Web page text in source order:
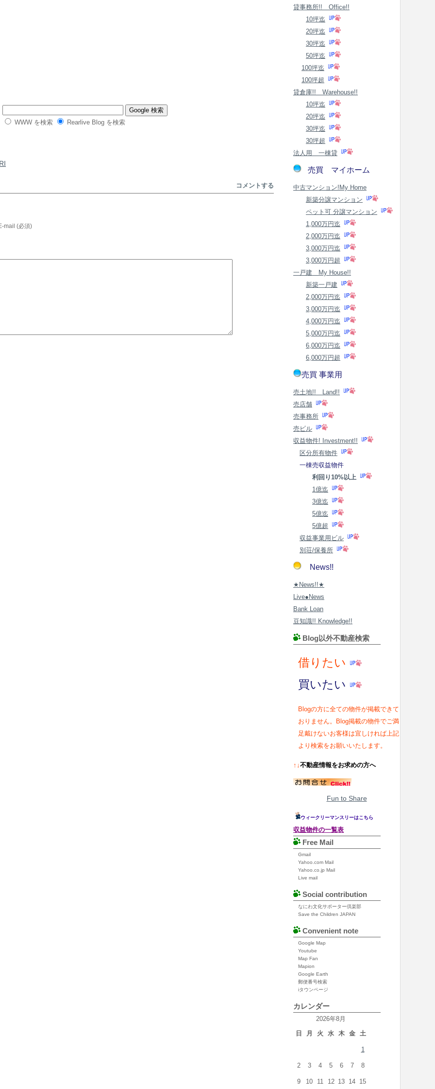
WWW を検索 Rearlive Blog を検索
コメントする
mail (必須)
貸事務所!! Office!!
10坪迄
20坪迄
30坪迄
50坪迄
100坪迄
100坪超
貸倉庫!! Warehouse!!
10坪迄
20坪迄
30坪迄
30坪超
法人用 一棟貸
売買 マイホーム
中古マンション!My Home
新築分譲マンション
ペット可 分譲マンション
1,000万円迄
2,000万円迄
3,000万円迄
3,000万円超
一戸建 My House!!
新築一戸建
2,000万円迄
3,000万円迄
4,000万円迄
5,000万円迄
6,000万円迄
6,000万円超
売買 事業用
売土地!! Land!!
売店舗
売事務所
売ビル
収益物件! Investment!!
区分所有物件
一棟売収益物件
利回り10%以上
1億迄
3億迄
5億迄
5億超
収益事業用ビル
別荘/保養所
News!!
★News!!★
Live●News
Bank Loan
豆知識!! Knowledge!!
Blog以外不動産検索
借りたい
買いたい
Blogの方に全ての物件が掲載できて
おりません。Blog掲載の物件でご満
足戴けないお客様は宜しければ上記
より検索をお願いいたします。
↑↓不動産情報をお求めの方へ
Fun to Share
ウィークリーマンスリーはこちら
収益物件の一覧表
Free Mail
Gmail
Yahoo.com Mail
Yahoo.co.jp Mail
Live mail
Social contribution
なにわ文化サポーター倶楽部
Save the Children JAPAN
Convenient note
Google Map
Youtube
Map Fan
Mapion
Google Earth
郵便番号検索
iタウンページ
カレンダー
2026年8月
日
月 火 水 木 金 土
1
2 3 4 5 6 7 8
9 10 11 12 13 14 15